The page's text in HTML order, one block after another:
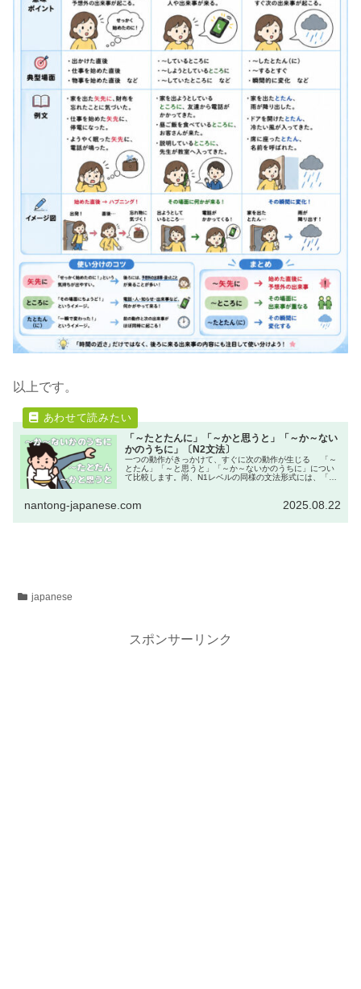
以上です。
「～たとたんに」「～かと思うと」「～か～ない
かのうちに」〔N2文法〕
一つの動作がきっかけて、すぐに次の動作が生じる 「～
とたん」「～と思うと」「～か～ないかのうちに」につい
て比較します。尚、N1レベルの同様の文法形式には、「～
nantong-japanese.com 2025.08.22
japanese
スポンサーリンク